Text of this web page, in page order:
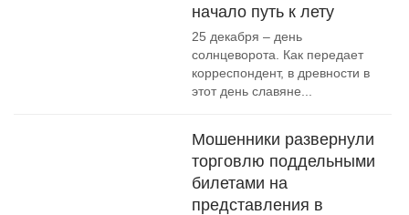
начало путь к лету
25 декабря – день
солнцеворота. Как передает
корреспондент, в древности в
этот день славяне...
Мошенники развернули
торговлю поддельными
билетами на
представления в